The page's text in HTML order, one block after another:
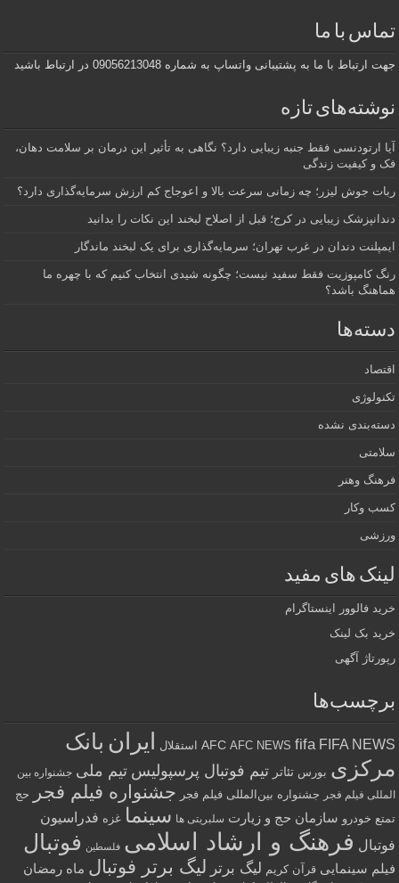
تماس با ما
جهت ارتباط با ما به پشتیبانی واتساپ به شماره 09056213048 در ارتباط باشید
نوشته‌های تازه
آیا ارتودنسی فقط جنبه زیبایی دارد؟ نگاهی به تأثیر این درمان بر سلامت دهان،
فک و کیفیت زندگی
ربات جوش لیزر؛ چه زمانی سرعت بالا و اعوجاج کم ارزش سرمایه‌گذاری دارد؟
دندانپزشک زیبایی در کرج؛ قبل از اصلاح لبخند این نکات را بدانید
ایمپلنت دندان در غرب تهران؛ سرمایه‌گذاری برای یک لبخند ماندگار
رنگ کامپوزیت فقط سفید نیست؛ چگونه شیدی انتخاب کنیم که با چهره ما
هماهنگ باشد؟
دسته‌ها
اقتصاد
تکنولوژی
دسته‌بندی نشده
سلامتی
فرهنگ وهنر
کسب وکار
ورزشی
لینک های مفید
خرید فالوور اینستاگرام
خرید بک لینک
رپورتاژ آگهی
برچسب‌ها
AFC AFC NEWS fifa FIFA NEWS استقلال ایران بانک
مرکزی بورس تئاتر تیم فوتبال پرسپولیس تیم ملی جشنواره بین
المللی فیلم فجر جشنواره بین‌المللی فیلم فجر جشنواره فیلم فجر
حج
تمتع خودرو سازمان حج و زیارت سلبریتی ها سینما غزه فدراسیون
فوتبال فرهنگ و ارشاد اسلامی فلسطین فوتبال
فیلم سینمایی قرآن کریم لیگ برتر لیگ برتر فوتبال ماه رمضان